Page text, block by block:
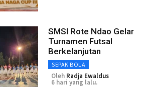
SMSI Rote Ndao Gelar
Turnamen Futsal
Berkelanjutan
SEPAK BOLA
Oleh Radja Ewaldus
6 hari yang lalu.